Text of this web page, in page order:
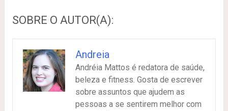
SOBRE O AUTOR(A):
Andreia
Andréia Mattos é redatora de saúde,
beleza e fitness. Gosta de escrever
sobre assuntos que ajudem as
pessoas a se sentirem melhor com